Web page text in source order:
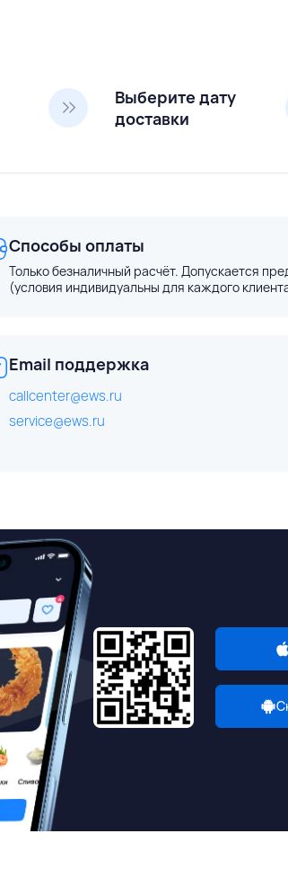
Выберите дату
доставки
Способы оплаты
Только безналичный расчёт. Допускается
(условия индивидуальны для каждого
Email поддержка
callcenter@ews.ru
service@ews.ru